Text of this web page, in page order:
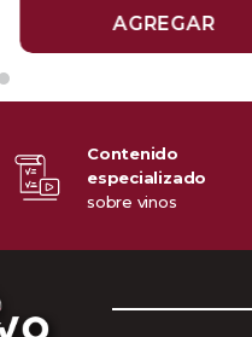
AGREGAR
Contenido
especializado
sobre vinos